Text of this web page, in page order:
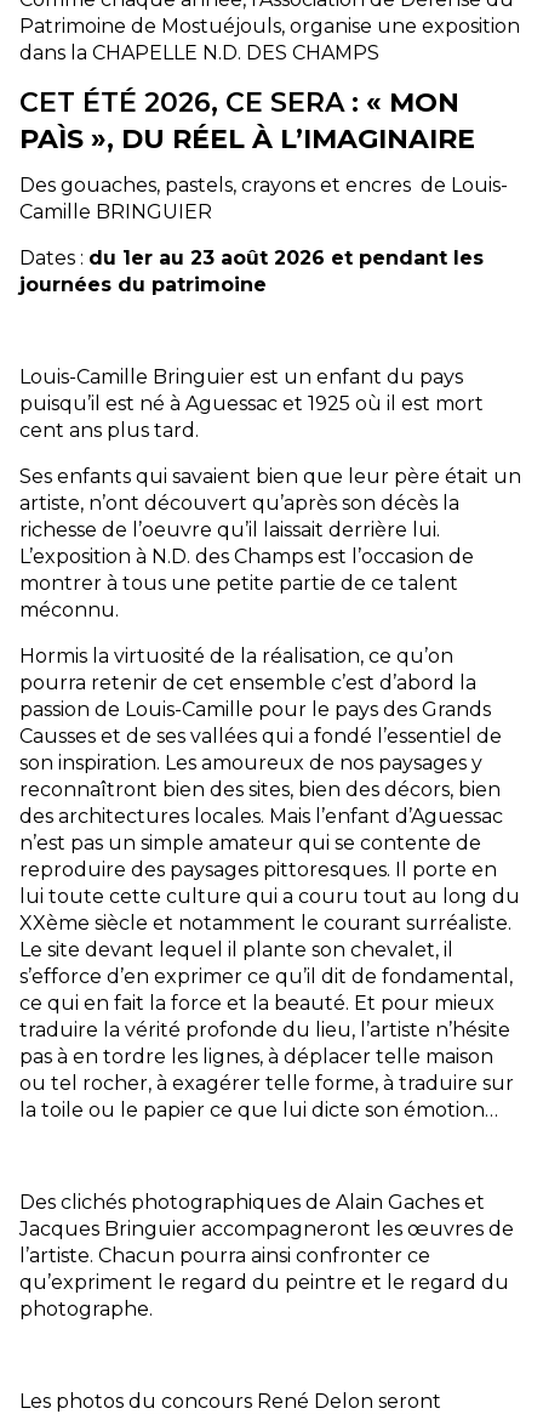
Patrimoine de Mostuéjouls, organise une exposition
dans la CHAPELLE N.D. DES CHAMPS
CET ÉTÉ 2026, CE SERA : « MON
PAÌS », DU RÉEL À L’IMAGINAIRE
Des gouaches, pastels, crayons et encres de Louis-
Camille BRINGUIER
Dates : du 1er au 23 août 2026 et pendant les
journées du patrimoine
Louis-Camille Bringuier est un enfant du pays
puisqu’il est né à Aguessac et 1925 où il est mort
cent ans plus tard.
Ses enfants qui savaient bien que leur père était un
artiste, n’ont découvert qu’après son décès la
richesse de l’oeuvre qu’il laissait derrière lui.
L’exposition à N.D. des Champs est l’occasion de
montrer à tous une petite partie de ce talent
méconnu.
Hormis la virtuosité de la réalisation, ce qu’on
pourra retenir de cet ensemble c’est d’abord la
passion de Louis-Camille pour le pays des Grands
Causses et de ses vallées qui a fondé l’essentiel de
son inspiration. Les amoureux de nos paysages y
reconnaîtront bien des sites, bien des décors, bien
des architectures locales. Mais l’enfant d’Aguessac
n’est pas un simple amateur qui se contente de
reproduire des paysages pittoresques. Il porte en
lui toute cette culture qui a couru tout au long du
XXème siècle et notamment le courant surréaliste.
Le site devant lequel il plante son chevalet, il
s’efforce d’en exprimer ce qu’il dit de fondamental,
ce qui en fait la force et la beauté. Et pour mieux
traduire la vérité profonde du lieu, l’artiste n’hésite
pas à en tordre les lignes, à déplacer telle maison
ou tel rocher, à exagérer telle forme, à traduire sur
la toile ou le papier ce que lui dicte son émotion…
Des clichés photographiques de Alain Gaches et
Jacques Bringuier accompagneront les œuvres de
l’artiste. Chacun pourra ainsi confronter ce
qu’expriment le regard du peintre et le regard du
photographe.
Les photos du concours René Delon seront